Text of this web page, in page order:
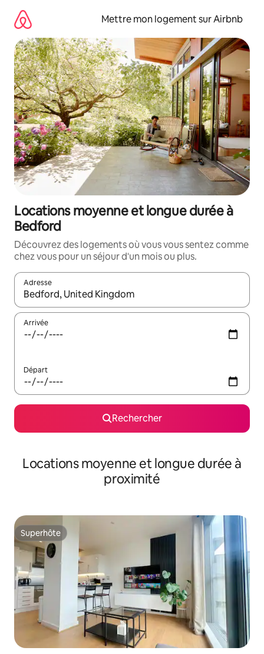
directement
contenu
Mettre mon logement sur Airbnb
Locations moyenne et longue durée à
Bedford
Découvrez des logements où vous vous sentez comme
chez vous pour un séjour d'un mois ou plus.
Adresse
Lorsque les résultats s'affichent, utilisez les flèches vers le
Arrivée
Départ
Rechercher
Locations moyenne et longue durée à
proximité
Superhôte
Superhôte